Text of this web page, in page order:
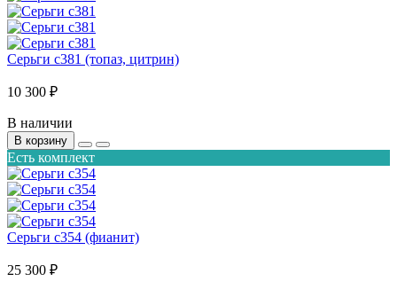
Серьги с381 (топаз, цитрин)
10 300 ₽
В наличии
В корзину
Есть комплект
Серьги с354 (фианит)
25 300 ₽